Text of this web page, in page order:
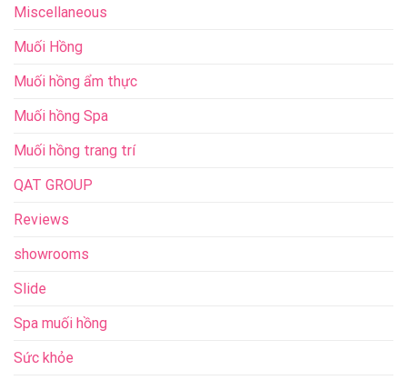
Miscellaneous
Muối Hồng
Muối hồng ẩm thực
Muối hồng Spa
Muối hồng trang trí
QAT GROUP
Reviews
showrooms
Slide
Spa muối hồng
Sức khỏe